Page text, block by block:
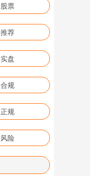
股票
推荐
实盘
合规
正规
风险